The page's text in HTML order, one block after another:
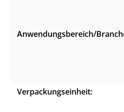
Anwendungsbereich/
Verpackungseinheit: